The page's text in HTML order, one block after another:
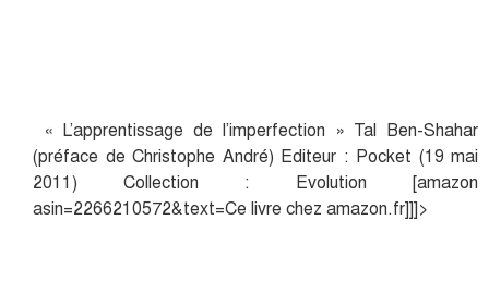
« L’apprentissage de l’imperfection » Tal Ben-Shahar
(préface de Christophe André) Editeur : Pocket (19 mai
2011) Collection : Evolution [amazon
asin=2266210572&text=Ce livre chez amazon.fr]]]>